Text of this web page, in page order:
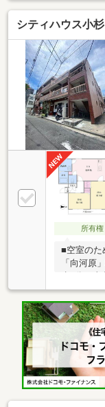
シティハウス小杉
所有権
■空室のた
「向河原
る抜群な
小杉周辺
だけます■
常のお買
は交通量
（2011年
え、キッ
規交換等■